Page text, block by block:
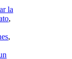
la
,
,